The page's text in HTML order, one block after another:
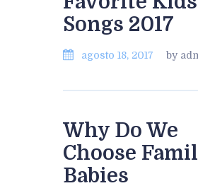
Songs 2017
agosto 18, 2017 by
Why Do We
Choose
Babies